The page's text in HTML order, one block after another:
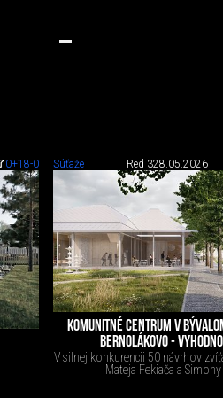
0+18-0 Súťaže Red 328.05.2026
KOMUNITNÉ CENTRUM V
BERNOLÁKOVO -
V silnej konkurencii 50 návrhov
Mateja Fekiača a